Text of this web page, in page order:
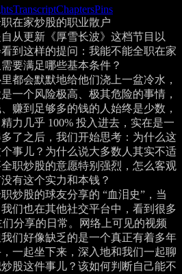
TranscriptChaptersPins
在家炒股的职业散户
从更新《厚雪长波》这档节目以
到这样的提问：我能不能全职在家
要满足哪些基本条件？
都会默默地给他们浇上一盆冷水，
一个风险极高、极其危险的事情，
赚到足够多的钱的人始终是少数，
力几乎 100% 投入进去，实在是一
了之后，我们开始思考：为什么这
事儿？为什么说大多数人其实不适
职炒股的意愿特别强烈，怎么客观
有这个实力和本钱？
炒股的球友分享的 “血泪史”，当
们也在其他社交平台中，看到很多
分享的日常。网络上可见的视频
们好像缺乏的是一个真正有着多年
一起坐下来，深入地和我们一起聊
股这件事儿？该如何判断自己能不